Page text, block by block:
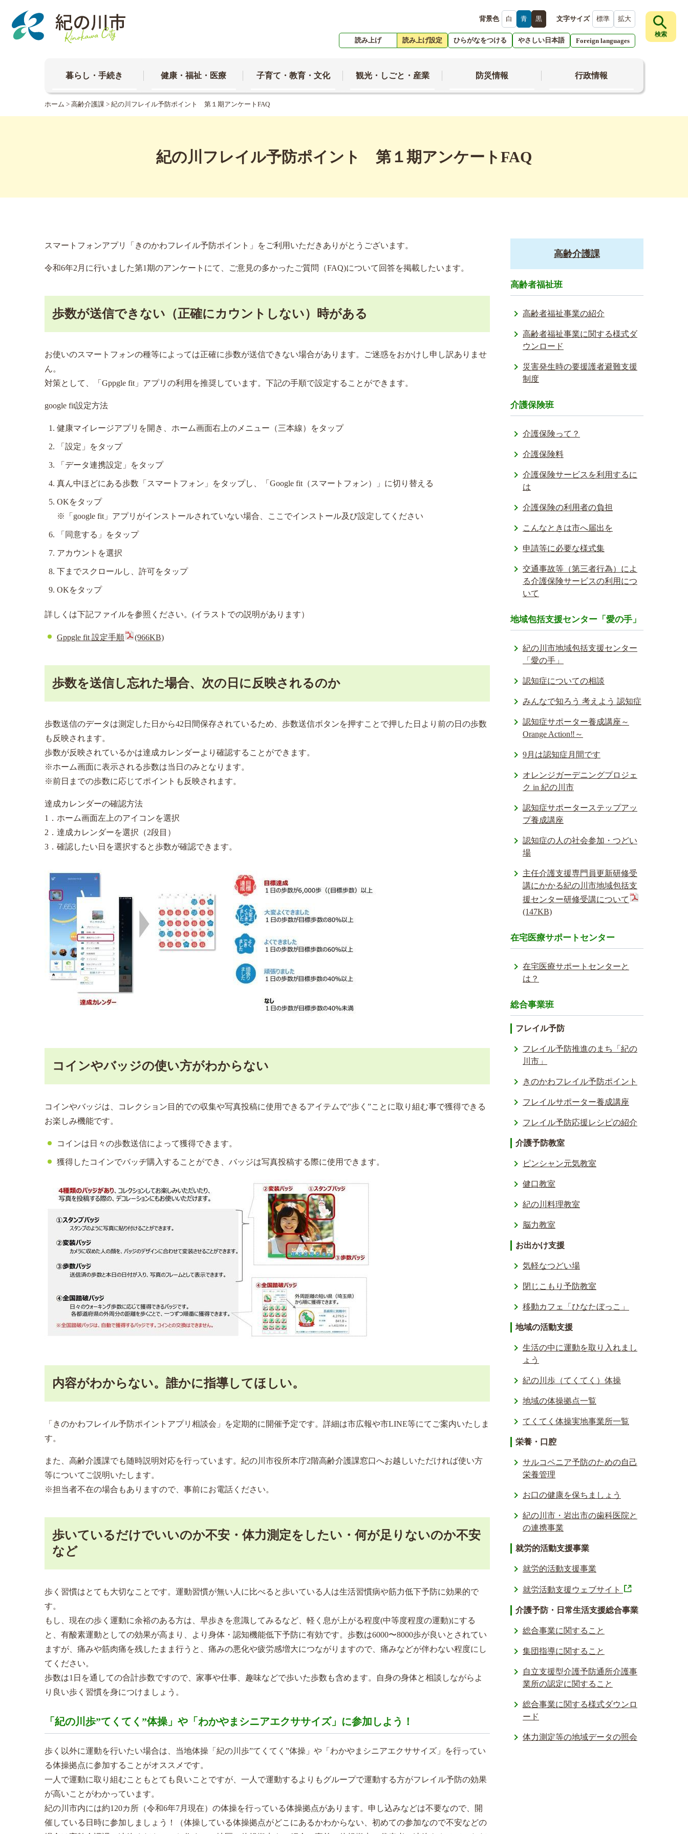
背景色 白 青 黒 文字サイズ 標準 拡大
読み上げ 読み上げ設定 ひらがなをつける やさしい日本語 Foreign languages
検索
暮らし・手続き 健康・福祉・医療 子育て・教育・文化 観光・しごと・産業 防災情報 行政情報
ホーム > 高齢介護課 > 紀の川フレイル予防ポイント 第１期アンケートFAQ
紀の川フレイル予防ポイント 第１期アンケートFAQ
スマートフォンアプリ「きのかわフレイル予防ポイント」をご利用いただきありがとうございます。
令和6年2月に行いました第1期のアンケートにて、ご意見の多かったご質問（FAQ)について回答を掲載したいます。
歩数が送信できない（正確にカウントしない）時がある
お使いのスマートフォンの種等によっては正確に歩数が送信できない場合があります。ご迷惑をおかけし申し訳ありませ
ん。
対策として、「Gppgle fit」アプリの利用を推奨しています。下記の手順で設定することができます。
google fit設定方法
健康マイレージアプリを開き、ホーム画面右上のメニュー（三本線）をタップ
「設定」をタップ
「データ連携設定」をタップ
真ん中ほどにある歩数「スマートフォン」をタップし、「Google fit（スマートフォン）」に切り替える
OKをタップ
※「google fit」アプリがインストールされていない場合、ここでインストール及び設定してください
「同意する」をタップ
アカウントを選択
下までスクロールし、許可をタップ
OKをタップ
詳しくは下記ファイルを参照ください。(イラストでの説明があります）
Gppgle fit 設定手順 (966KB)
歩数を送信し忘れた場合、次の日に反映されるのか
歩数送信のデータは測定した日から42日間保存されているため、歩数送信ボタンを押すことで押した日より前の日の歩数
も反映されます。
歩数が反映されているかは達成カレンダーより確認することができます。
※ホーム画面に表示される歩数は当日のみとなります。
※前日までの歩数に応じてポイントも反映されます。
達成カレンダーの確認方法
1．ホーム画面左上のアイコンを選択
2．達成カレンダーを選択（2段目）
3．確認したい日を選択すると歩数が確認できます。
コインやバッジの使い方がわからない
コインやバッジは、コレクション目的での収集や写真投稿に使用できるアイテムで”歩く”ことに取り組む事で獲得できる
お楽しみ機能です。
コインは日々の歩数送信によって獲得できます。
獲得したコインでバッヂ購入することができ、バッジは写真投稿する際に使用できます。
内容がわからない。誰かに指導してほしい。
「きのかわフレイル予防ポイントアプリ相談会」を定期的に開催予定です。詳細は市広報や市LINE等にてご案内いたしま
す。
また、高齢介護課でも随時説明対応を行っています。紀の川市役所本庁2階高齢介護課窓口へお越しいただければ使い方
等についてご説明いたします。
※担当者不在の場合もありますので、事前にお電話ください。
歩いているだけでいいのか不安・体力測定をしたい・何が足りないのか不安
など
歩く習慣はとても大切なことです。運動習慣が無い人に比べると歩いている人は生活習慣病や筋力低下予防に効果的で
す。
もし、現在の歩く運動に余裕のある方は、早歩きを意識してみるなど、軽く息が上がる程度(中等度程度の運動)にする
と、有酸素運動としての効果が高まり、より身体・認知機能低下予防に有効です。歩数は6000〜8000歩が良いとされてい
ますが、痛みや筋肉痛を残したまま行うと、痛みの悪化や疲労感増大につながりますので、痛みなどが伴わない程度にし
てください。
歩数は1日を通しての合計歩数ですので、家事や仕事、趣味などで歩いた歩数も含めます。自身の身体と相談しながらよ
り良い歩く習慣を身につけましょう。
「紀の川歩”てくてく”体操」や「わかやまシニアエクササイズ」に参加しよう！
歩く以外に運動を行いたい場合は、当地体操「紀の川歩”てくてく”体操」や「わかやまシニアエクササイズ」を行ってい
る体操拠点に参加することがオススメです。
一人で運動に取り組むこともとても良いことですが、一人で運動するよりもグループで運動する方がフレイル予防の効果
が高いことがわかっています。
紀の川市内には約120カ所（令和6年7月現在）の体操を行っている体操拠点があります。申し込みなどは不要なので、開
催している日時に参加しましょう！（体操している体操拠点がどこにあるかわからない、初めての参加なので不安などの
高齢介護課
高齢者福祉班
高齢者福祉事業の紹介
高齢者福祉事業に関する様式ダ
ウンロード
災害発生時の要援護者避難支援
制度
介護保険班
介護保険って？
介護保険料
介護保険サービスを利用するに
は
介護保険の利用者の負担
こんなときは市へ届出を
申請等に必要な様式集
交通事故等（第三者行為）によ
る介護保険サービスの利用につ
いて
地域包括支援センター「愛の手」
紀の川市地域包括支援センター
「愛の手」
認知症についての相談
みんなで知ろう 考えよう 認知症
認知症サポーター養成講座～
Orange Action‼～
9月は認知症月間です
オレンジガーデニングプロジェ
ク in 紀の川市
認知症サポーターステップアッ
プ養成講座
認知症の人の社会参加・つどい
場
主任介護支援専門員更新研修受
講にかかる紀の川市地域包括支
援センター研修受講について
(147KB)
在宅医療サポートセンター
在宅医療サポートセンターと
は？
総合事業班
フレイル予防
フレイル予防推進のまち「紀の
川市」
きのかわフレイル予防ポイント
フレイルサポーター養成講座
フレイル予防応援レシ­ピの紹介
介護予防教室
ピンシャン元気教室
健口教室
紀の川料理教室
脳力教室
お出かけ支援
気軽なつどい場
閉じこもり予防教室
移動カフェ「ひなたぼっこ」
地域の活動支援
生活の中に運動を取り入れまし
ょう
紀の川歩（てくてく）体操
地域の体操拠点一覧
てくてく体操実地事業所一覧
栄養・口腔
サルコペニア予防のための自己
栄養管理
お口の健康を保ちましょう
紀の川市・岩出市の歯科医院と
の連携事業
就労的活動支援事業
就労的活動支援事業
就労活動支援ウェブサイト
介護予防・日常生活支援総合事業
総合事業に関すること
集団指導に関すること
自立支援型介護予防通所介護事
業所の認定に関すること
総合事業に関する様式ダウンロ
ード
体力測定等の地域データの照会­